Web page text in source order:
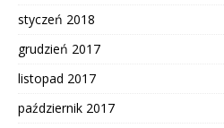
styczeń 2018
grudzień 2017
listopad 2017
październik 2017